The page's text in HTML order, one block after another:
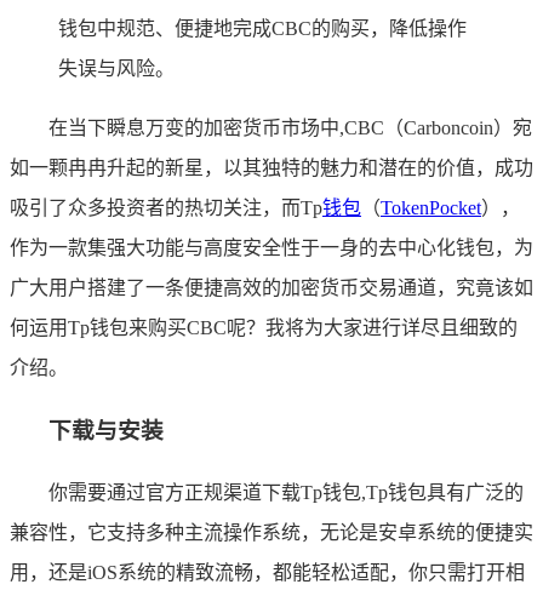
钱包中规范、便捷地完成CBC的购买，降低操作
失误与风险。
在当下瞬息万变的加密货币市场中,CBC（Carboncoin）宛
如一颗冉冉升起的新星，以其独特的魅力和潜在的价值，成功
吸引了众多投资者的热切关注，而Tp钱包 （TokenPocket），
作为一款集强大功能与高度安全性于一身的去中心化钱包，为
广大用户搭建了一条便捷高效的加密货币交易通道，究竟该如
何运用Tp钱包来购买CBC呢？我将为大家进行详尽且细致的
介绍。
下载与安装
你需要通过官方正规渠道下载Tp钱包,Tp钱包具有广泛的
兼容性，它支持多种主流操作系统，无论是安卓系统的便捷实
用，还是iOS系统的精致流畅，都能轻松适配，你只需打开相